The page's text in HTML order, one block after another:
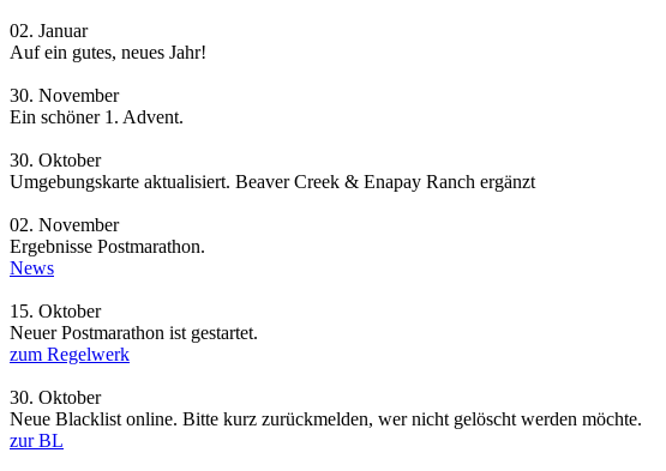
02. Januar
Auf ein gutes, neues Jahr!
30. November
Ein schöner 1. Advent.
30. Oktober
Umgebungskarte aktualisiert. Beaver Creek & Enapay Ranch ergänzt
02. November
Ergebnisse Postmarathon.
News
15. Oktober
Neuer Postmarathon ist gestartet.
zum Regelwerk
30. Oktober
Neue Blacklist online. Bitte kurz zurückmelden, wer nicht gelöscht werden möchte.
zur BL